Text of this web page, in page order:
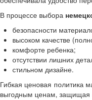
В процессе выбора
безопасности
высоком качестве
комфорте ребенка;
отсутствии лишних
стильном дизайне.
Гибкая ценовая политика
выгодным ценам, защищая